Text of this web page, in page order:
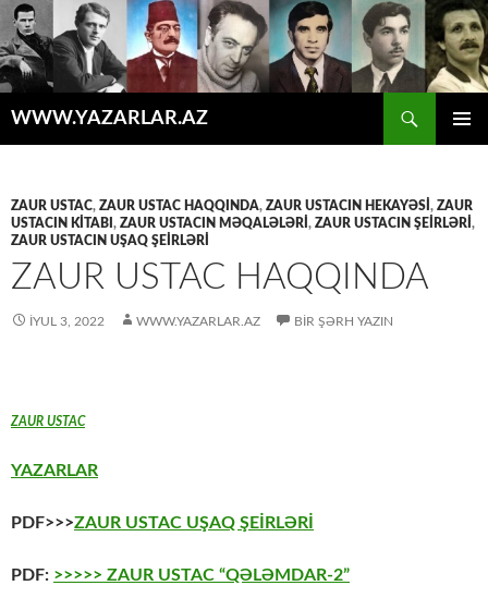
WWW.YAZARLAR.AZ
ZAUR USTAC, ZAUR USTAC HAQQINDA, ZAUR USTACIN HEKAYƏSİ , ZAUR
USTACIN KİTABI , ZAUR USTACIN MƏQALƏLƏRİ , ZAUR USTACIN ŞEİRLƏRİ ,
ZAUR USTACIN UŞAQ ŞEİRLƏRİ
ZAUR USTAC HAQQINDA
İYUL 3, 2022 WWW.YAZARLAR.AZ BIR ŞƏRH YAZIN
ZAUR USTAC
YAZARLAR
PDF>>>ZAUR USTAC UŞAQ ŞEİRLƏRİ
PDF: >>>>> ZAUR USTAC “QƏLƏMDAR-2”